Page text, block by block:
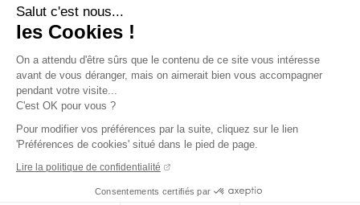
Salut c'est nous...
les Cookies !
On a attendu d'être sûrs que le contenu de ce site vous intéresse
avant de vous déranger, mais on aimerait bien vous accompagner
pendant votre visite...
C'est OK pour vous ?
Pour modifier vos préférences par la suite, cliquez sur le lien
'Préférences de cookies' situé dans le pied de page.
Lire la politique de confidentialité
Consentements certifiés par